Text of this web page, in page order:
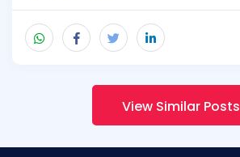
View Similar Posts